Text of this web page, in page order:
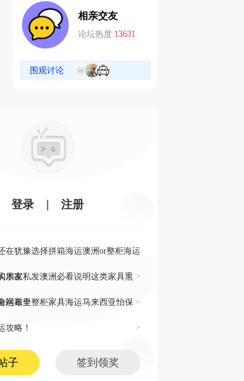
相亲交友
论坛热度 13631
围观讨论
登录 注册
在犹豫选择拼箱海运澳洲or整柜海运
朋友 >
木家私发澳洲必看说明这类家具熏
运布里 >
网最全整柜家具海运马来西亚怡保
攻略！ >
子 签到领奖